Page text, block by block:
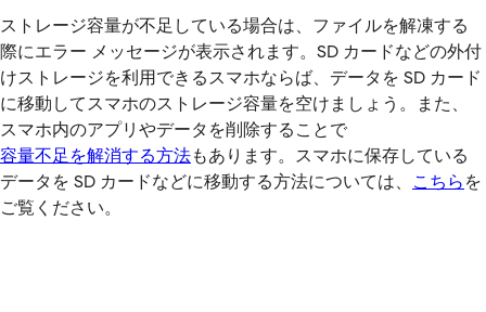
ストレージ容量が不足している場合は、ファイルを解凍する
際にエラー メッセージが表示されます。SD カードなどの外付
けストレージを利用できるスマホならば、データを SD カード
に移動してスマホのストレージ容量を空けましょう。また、
スマホ内のアプリやデータを削除することで
容量不足を解消する方法もあります。スマホに保存している
データを SD カードなどに移動する方法については、 こちら を
ご覧ください。